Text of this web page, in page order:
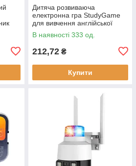
Дитяча розвиваюча
електронна гра StudyGame
для вивчення англійської
мови · Інтерактивний
комп'ютер для дитини
В наявності 333 од.
212,72 ₴
Купити